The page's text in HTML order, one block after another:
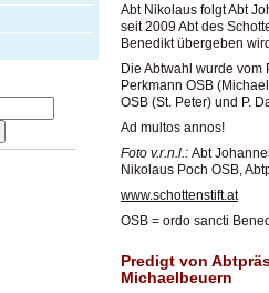
Abt Nikolaus folgt Abt
seit 2009 Abt des
Benedikt übergeben
Die Abtwahl wurde vom
Perkmann OSB
OSB (St. Peter) und P.
Ad multos annos!
Foto v.r.n.l.: Abt
Nikolaus Poch OSB,
www.schottenstift.at
OSB = ordo sancti
Predigt von
Michaelbeuern